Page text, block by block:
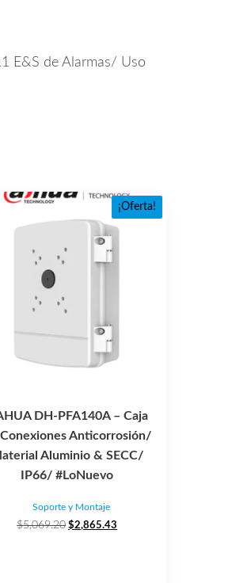
E&S de Alarmas/ Uso
¡Oferta!
DH-PFA140A – Caja
Anticorrosión/
Aluminio & SECC/
IP66/ #LoNuevo
Soporte y Montaje
$5,069.20 El
$2,865.43